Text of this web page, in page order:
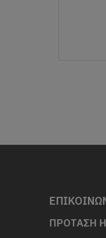
ΠΡΟΤΑΣΗ